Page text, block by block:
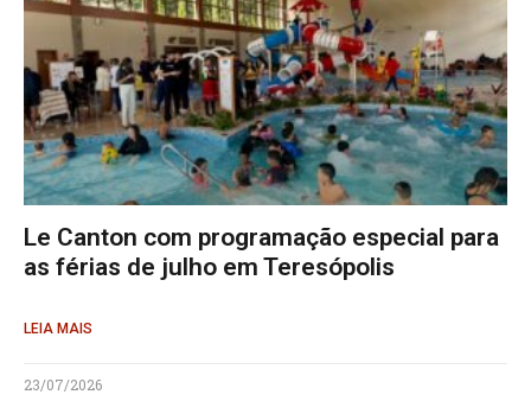
Le Canton com programação especial para
as férias de julho em Teresópolis
LEIA MAIS
23/07/2026